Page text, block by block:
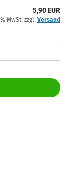
5,90 EUR
MwSt. zzgl. Versand